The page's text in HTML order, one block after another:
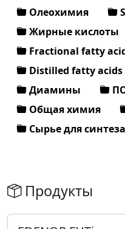
Олеохимия
Жирные кислоты
Fractional fatty
Distilled fatty acids
Диамины
Общая химия
Сырье для синтеза
Продукты